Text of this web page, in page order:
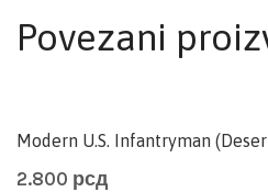
Povezani
Modern U.S. Infantryman
2.800 рсд